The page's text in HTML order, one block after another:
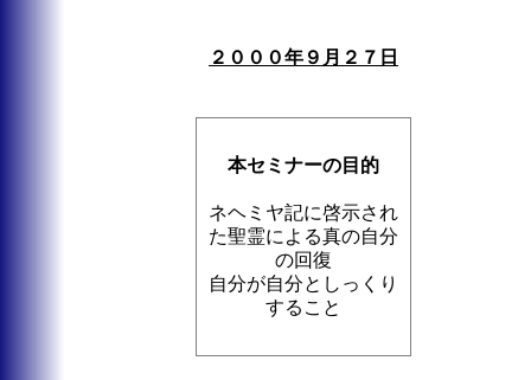
２０００年９月２７日
本セミナーの目的
ネヘミヤ記に啓示され
た聖霊による真の自分
の回復
自分が自分としっくり
すること